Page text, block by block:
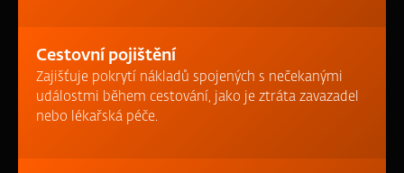
Cestovní pojištění
Zajišťuje pokrytí nákladů spojených s nečekanými
událostmi během cestování, jako je ztráta zavazadel
nebo lékařská péče.